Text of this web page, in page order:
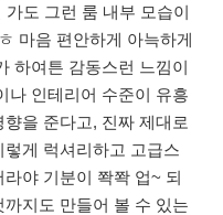
도 그런 룸 내부 모습이
마음 편안하게 아늑하게
하여튼 감동스런 느낌이
나 인테리어 수준이 유흥
을 준다고, 진짜 제대로
게 럭셔리하고 고급스
야 기분이 쫙쫙 업~ 되
지도 만들어 볼 수 있는